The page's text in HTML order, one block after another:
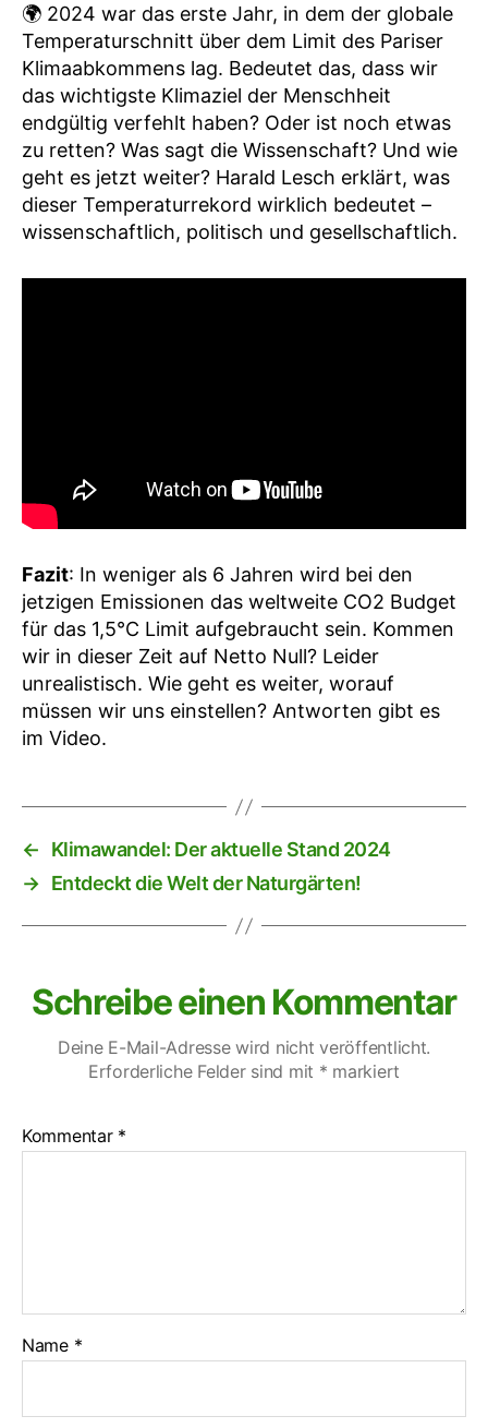
1,5
°C
hinausgeschossen?
🌍 2024 war das erste Jahr, in dem der globale
Temperaturschnitt über dem Limit des Pariser
Klimaabkommens lag. Bedeutet das, dass wir
das wichtigste Klimaziel der Menschheit
endgültig verfehlt haben? Oder ist noch etwas
zu retten? Was sagt die Wissenschaft? Und wie
geht es jetzt weiter? Harald Lesch erklärt, was
dieser Temperaturrekord wirklich bedeutet –
wissenschaftlich, politisch und gesellschaftlich.
Fazit: In weniger als 6 Jahren wird bei den
jetzigen Emissionen das weltweite CO2 Budget
für das 1,5°C Limit aufgebraucht sein. Kommen
wir in dieser Zeit auf Netto Null? Leider
unrealistisch. Wie geht es weiter, worauf
müssen wir uns einstellen? Antworten gibt es
im Video.
←
Klimawandel: Der aktuelle Stand 2024
→ Entdeckt die Welt der Naturgärten!
Schreibe einen Kommentar
Deine E-Mail-Adresse wird nicht veröffentlicht.
Erforderliche Felder sind mit * markiert
Kommentar *
Name *